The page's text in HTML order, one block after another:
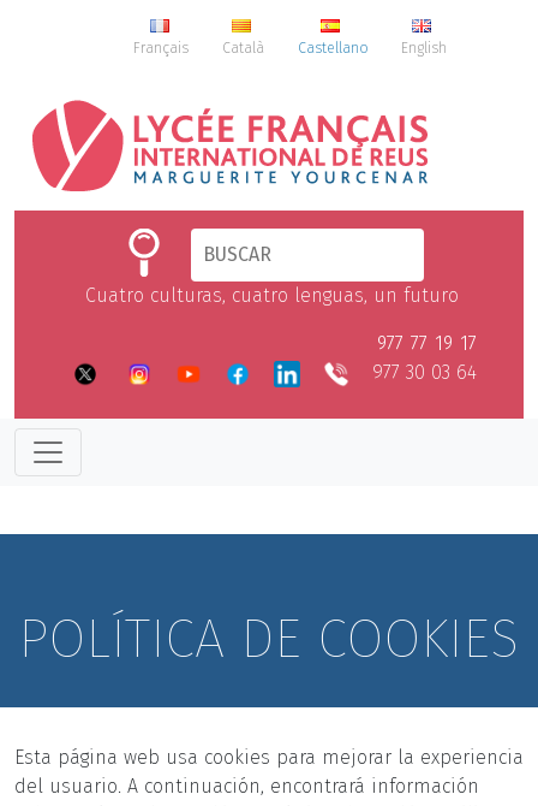
Français Català Castellano English
Cuatro culturas, cuatro lenguas, un futuro
977 77 19 17
977 30 03 64
POLÍTICA DE COOKIES
Esta página web usa cookies para mejorar la experiencia
del usuario. A continuación, encontrará información